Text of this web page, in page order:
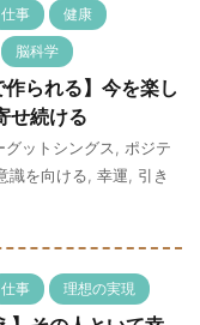
仕事 健康
脳科学
作られる】今を楽し
せ続ける
グットシングス
ポジテ
識を向ける 幸運
引き
仕事 理想の実現